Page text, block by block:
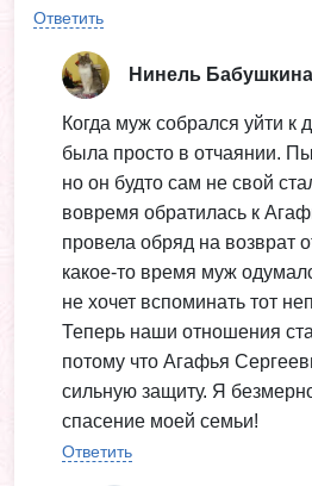
Ответить
Нинель Бабушкина
Когда муж собрался уйти к
была просто в отчаянии.
но он будто сам не свой
вовремя обратилась к
провела обряд на возврат
какое-то время муж
не хочет вспоминать тот
Теперь наши отношения
потому что Агафья
сильную защиту. Я
спасение моей семьи!
Ответить